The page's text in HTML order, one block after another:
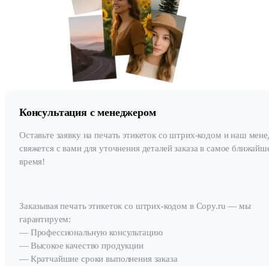
Консультация с менеджером
Оставьте заявку на печать этикеток со штрих-кодом и наш
свяжется с вами для уточнения деталей заказа в самое
время!
Заказывая печать этикеток со штрих-кодом в Copy.ru — мы
гарантируем:
— Профессиональную консультацию
— Высокое качество продукции
— Кратчайшие сроки выполнения заказа